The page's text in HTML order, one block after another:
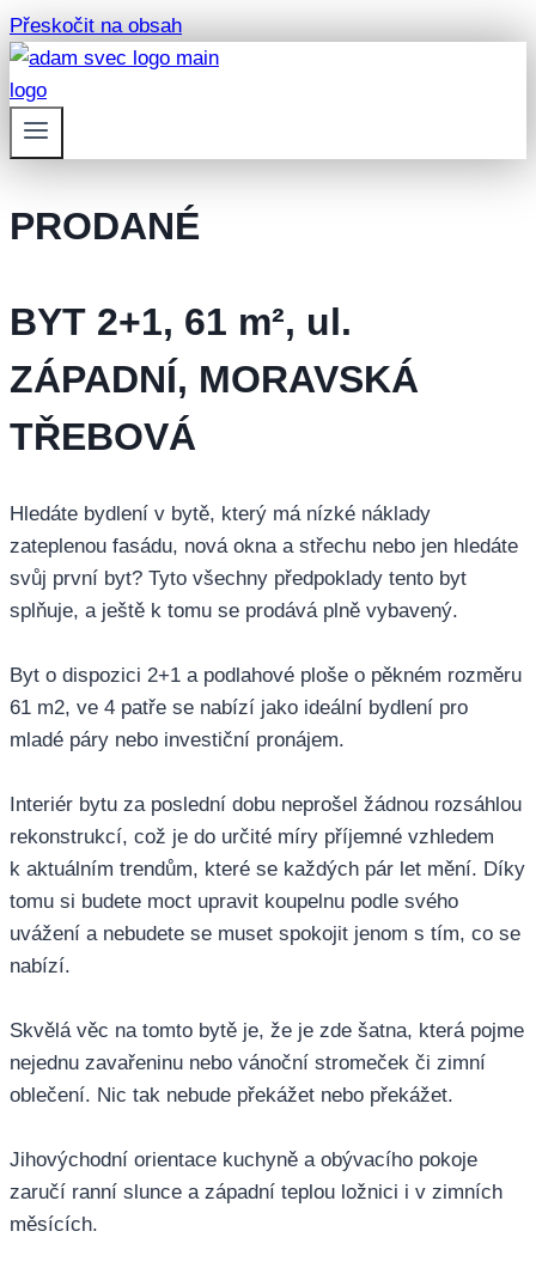
Přeskočit na obsah
PRODANÉ
BYT 2+1, 61 m², ul.
ZÁPADNÍ, MORAVSKÁ
TŘEBOVÁ
Hledáte bydlení v bytě, který má nízké náklady
zateplenou fasádu, nová okna a střechu nebo jen hledáte
svůj první byt? Tyto všechny předpoklady tento byt
splňuje, a ještě k tomu se prodává plně vybavený.
Byt o dispozici 2+1 a podlahové ploše o pěkném rozměru
61 m2, ve 4 patře se nabízí jako ideální bydlení pro
mladé páry nebo investiční pronájem.
Interiér bytu za poslední dobu neprošel žádnou rozsáhlou
rekonstrukcí, což je do určité míry příjemné vzhledem
k aktuálním trendům, které se každých pár let mění. Díky
tomu si budete moct upravit koupelnu podle svého
uvážení a nebudete se muset spokojit jenom s tím, co se
nabízí.
Skvělá věc na tomto bytě je, že je zde šatna, která pojme
nejednu zavařeninu nebo vánoční stromeček či zimní
oblečení. Nic tak nebude překážet nebo překážet.
Jihovýchodní orientace kuchyně a obývacího pokoje
zaručí ranní slunce a západní teplou ložnici i v zimních
měsících.